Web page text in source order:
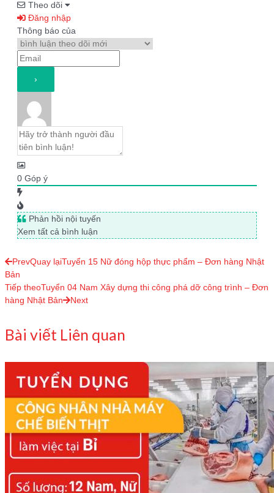
Theo dõi
Đăng nhập
Thông báo của
0 Góp ý
Phản hồi nội tuyến
Xem tất cả bình luận
PrevQuay lạiTuyển 15 Nữ đóng hộp thực phẩm – Đơn hàng Nhật
Bản
Tiếp theoTuyển 04 Nam Xây dựng thi công phá dỡ công trình – Đơn
hàng Nhật Bản
Next
Bài viết Liên quan